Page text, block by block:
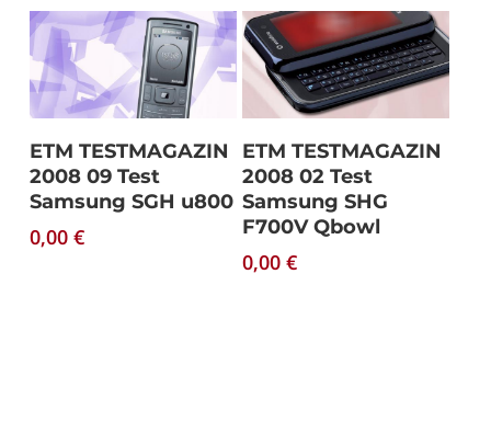
Download
ETM TESTMAGAZIN
2008 09 Test
Samsung SGH u800
0,00 €
Download
ETM TESTMAGAZIN
2008 02 Test
Samsung SHG
F700V Qbowl
0,00€